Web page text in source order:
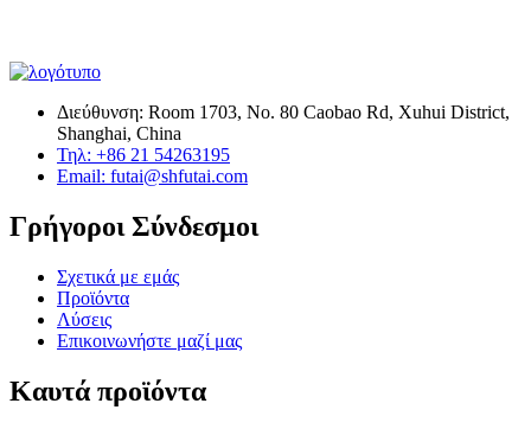
Διεύθυνση: Room 1703, No. 80 Caobao Rd, Xuhui District,
Shanghai, China
Τηλ: +86 21 54263195
Email: futai@shfutai.com
Γρήγοροι Σύνδεσμοι
Σχετικά με εμάς
Προϊόντα
Λύσεις
Επικοινωνήστε μαζί μας
Καυτά προϊόντα